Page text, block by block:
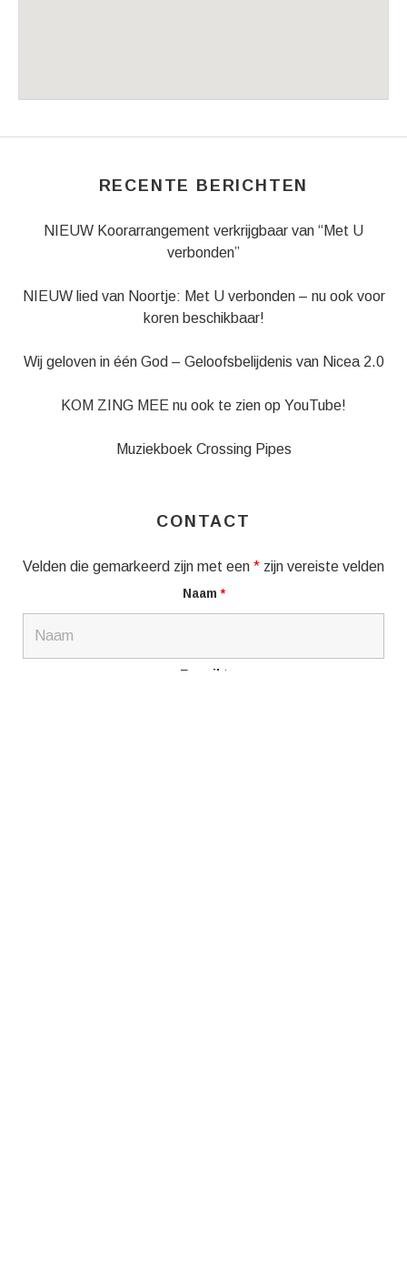
Hervormde Kerk Valburg Kerkplein 6
RECENTE BERICHTEN
NIEUW Koorarrangement verkrijgbaar van “Met U
verbonden”
NIEUW lied van Noortje: Met U verbonden – nu ook voor
koren beschikbaar!
Wij geloven in één God – Geloofsbelijdenis van Nicea 2.0
KOM ZING MEE nu ook te zien op YouTube!
Muziekboek Crossing Pipes
CONTACT
Velden die gemarkeerd zijn met een * zijn vereiste velden
Naam *
E-mail *